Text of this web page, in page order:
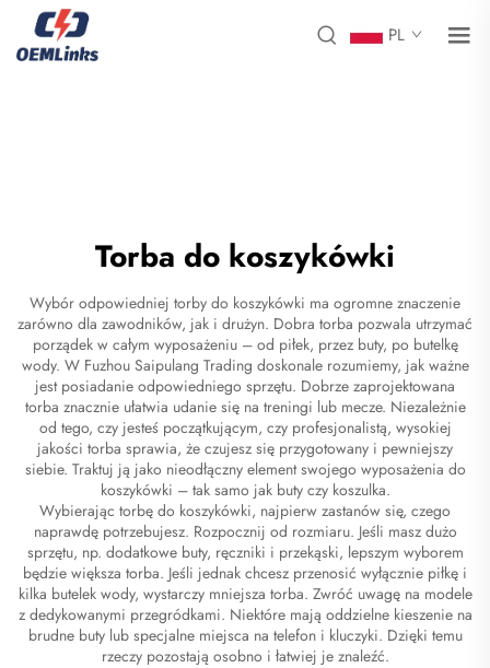
PL
Torba do koszykówki
Wybór odpowiedniej torby do koszykówki ma ogromne znaczenie
zarówno dla zawodników, jak i drużyn. Dobra torba pozwala utrzymać
porządek w całym wyposażeniu – od piłek, przez buty, po butelkę
wody. W Fuzhou Saipulang Trading doskonale rozumiemy, jak ważne
jest posiadanie odpowiedniego sprzętu. Dobrze zaprojektowana
torba znacznie ułatwia udanie się na treningi lub mecze. Niezależnie
od tego, czy jesteś początkującym, czy profesjonalistą, wysokiej
jakości torba sprawia, że czujesz się przygotowany i pewniejszy
siebie. Traktuj ją jako nieodłączny element swojego wyposażenia do
koszykówki – tak samo jak buty czy koszulka.
Wybierając torbę do koszykówki, najpierw zastanów się, czego
naprawdę potrzebujesz. Rozpocznij od rozmiaru. Jeśli masz dużo
sprzętu, np. dodatkowe buty, ręczniki i przekąski, lepszym wyborem
będzie większa torba. Jeśli jednak chcesz przenosić wyłącznie piłkę i
kilka butelek wody, wystarczy mniejsza torba. Zwróć uwagę na modele
z dedykowanymi przegródkami. Niektóre mają oddzielne kieszenie na
brudne buty lub specjalne miejsca na telefon i kluczyki. Dzięki temu
rzeczy pozostają osobno i łatwiej je znaleźć.